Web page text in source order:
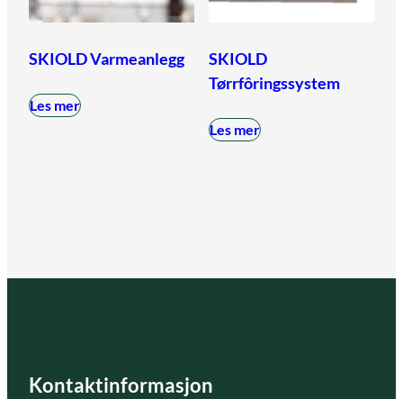
SKIOLD Varmeanlegg
Les mer
SKIOLD
Tørrfôringssystem
Les mer
Kontaktinformasjon